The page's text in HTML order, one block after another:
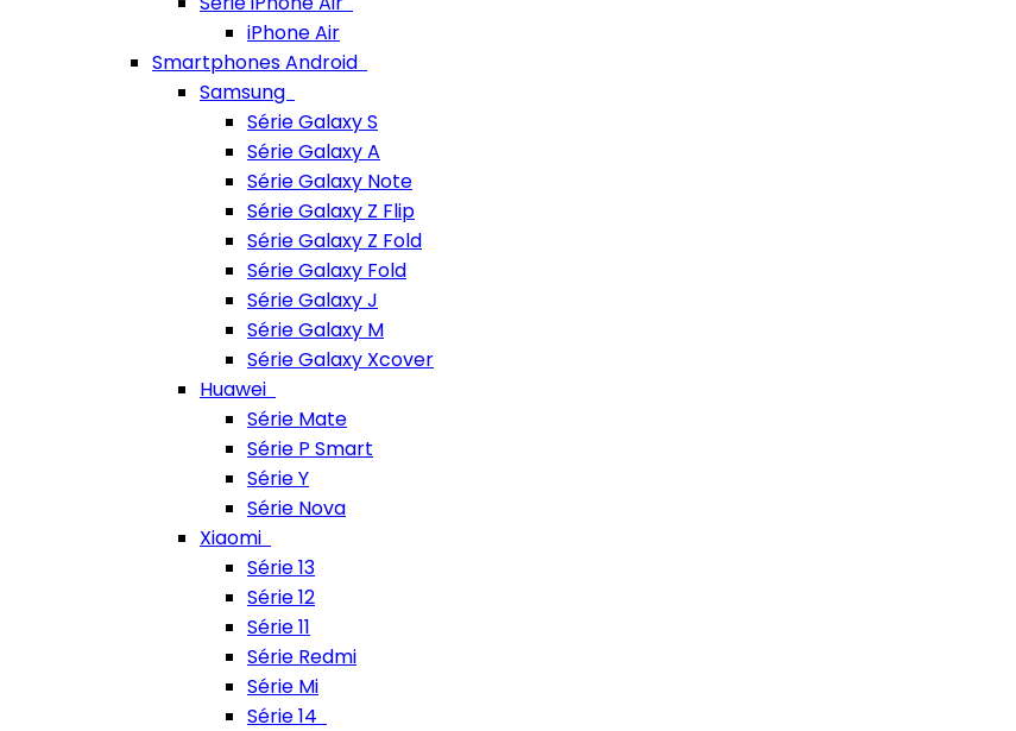
iPhone Air
Smartphones Android
Samsung
Série Galaxy S
Série Galaxy A
Série Galaxy Note
Série Galaxy Z Flip
Série Galaxy Z Fold
Série Galaxy Fold
Série Galaxy J
Série Galaxy M
Série Galaxy Xcover
Huawei
Série Mate
Série P Smart
Série Y
Série Nova
Xiaomi
Série 13
Série 12
Série 11
Série Redmi
Série Mi
Série 14